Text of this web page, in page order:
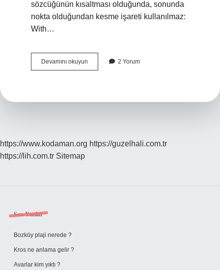
sözcüğünün kısaltması olduğunda, sonunda
nokta olduğundan kesme işareti kullanılmaz:
With…
Devamını okuyun
Kısaltması
2 Yorum
https://www.kodaman.org https://guzelhali.com.tr
https://lih.com.tr Sitemap
Sidebar
Son Yazılar
Bozköy plaji nerede ?
Kros ne anlama gelir ?
Avarlar kim yıktı ?